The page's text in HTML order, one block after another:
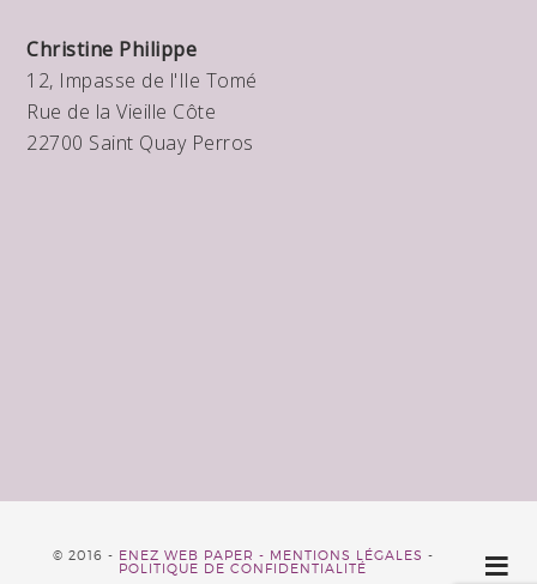
Christine Philippe
12, Impasse de l'Ile Tomé
Rue de la Vieille Côte
22700 Saint Quay Perros
© 2016 - ENEZ WEB PAPER - MENTIONS LÉGALES -
POLITIQUE DE CONFIDENTIALITÉ